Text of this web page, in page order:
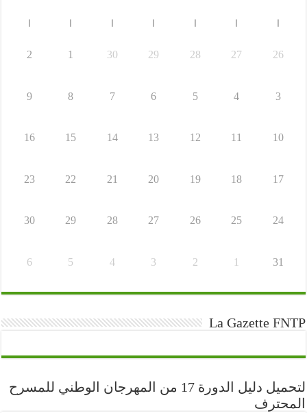
26
27
28
29
30
1
2
3
4
5
6
7
8
9
10
11
12
13
14
15
16
17
18
19
20
21
22
23
24
25
26
27
28
29
30
31
1
2
3
4
5
6
La Gazette FNTP
لتحميل دليل الدورة 17 من المهرجان الوطني للمسرح
المحترف